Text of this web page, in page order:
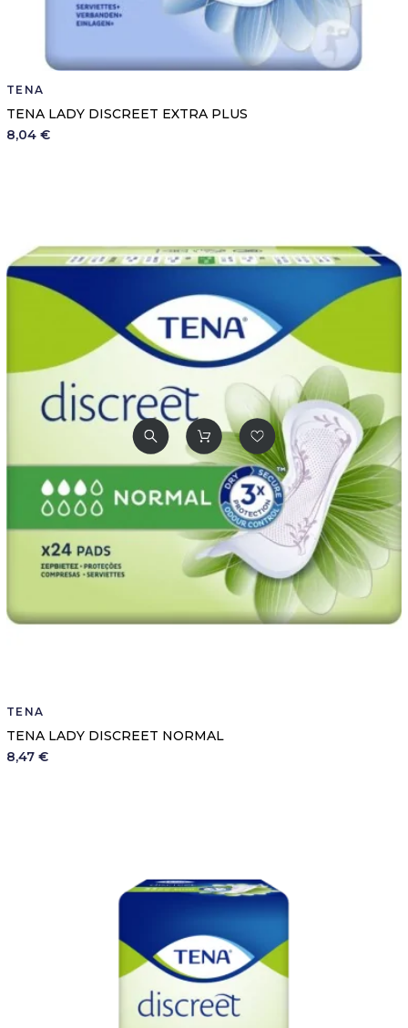
TENA
TENA LADY DISCREET EXTRA PLUS
8,04 €
TENA
TENA LADY DISCREET NORMAL
8,47 €